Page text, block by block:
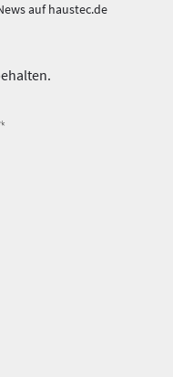
auf haustec.de